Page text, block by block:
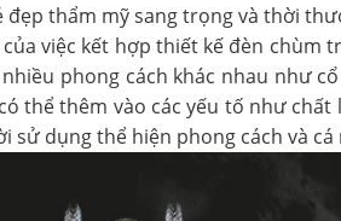
thẩm mỹ sang trọng và thời
việc kết hợp thiết kế đèn chùm
phong cách khác nhau như
thể thêm vào các yếu tố như
sử dụng thể hiện phong cách và